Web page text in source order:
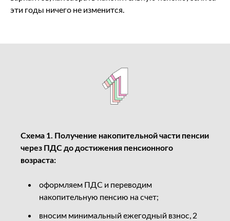
эти годы ничего не изменится.
Схема 1. Получение накопительной части пенсии
через ПДС до достижения пенсионного
возраста:
оформляем ПДС и переводим
накопительную пенсию на счет;
вносим минимальный ежегодный взнос, 2